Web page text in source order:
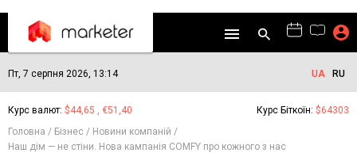
Пт, 7 серпня 2026, 13:14 UA RU
Курс валют: $44,65 , €51,40 Курс Біткоїн: $64303
Головна
Бізнес
Новини компаній
Наш дім — не стіни. Нова кампанія COMFY про кожного з нас